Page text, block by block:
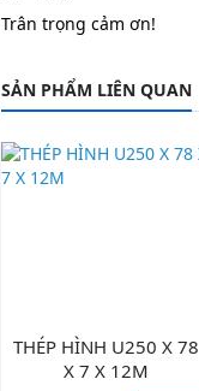
Trân trọng cảm ơn!
SẢN PHẨM LIÊN QUAN
THÉP HÌNH U250 X 78
X 7 X 12M